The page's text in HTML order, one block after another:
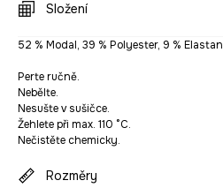
Složení
52 % Modal, 39 % Polyester, 9 % Elastan
Perte ručně.
Nebělte.
Nesušte v sušičce.
Žehlete při max. 110 °C.
Nečistěte chemicky.
Rozměry